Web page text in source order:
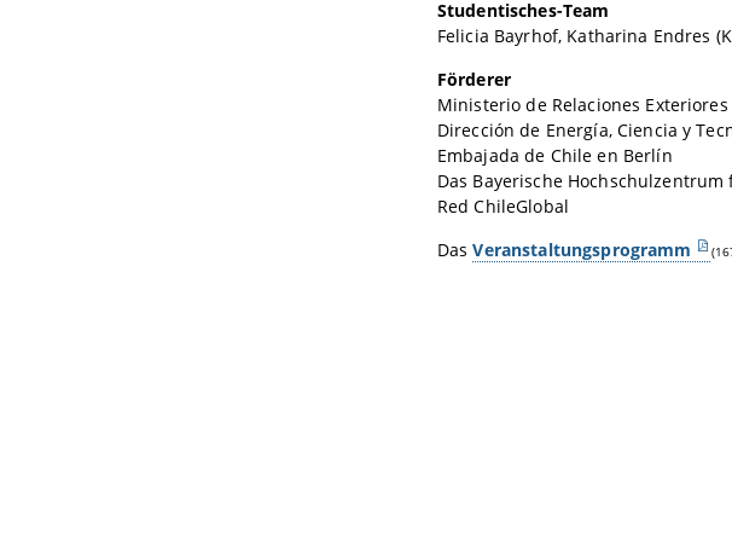
Studentisches-Team
Felicia Bayrhof, Katharina Endres
Förderer
Ministerio de Relaciones
Dirección de Energía, Ciencia y
Embajada de Chile en Berlín
Das Bayerische Hochschulzentrum
Red ChileGlobal
DasVeranstaltungsprogramm